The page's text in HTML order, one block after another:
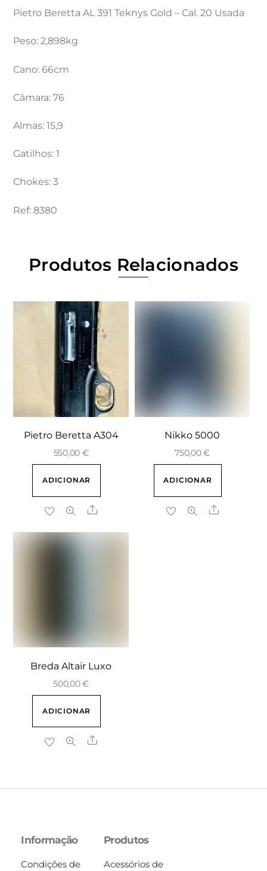
Pietro Beretta AL 391 Teknys Gold – Cal. 20 Usada
Peso: 2,898kg
Cano: 66cm
Câmara: 76
Almas: 15,9
Gatilhos: 1
Chokes: 3
Ref: 8380
Produtos Relacionados
Pietro Beretta A304
550,00 €
ADICIONAR
Share
Nikko 5000
750,00€
ADICIONAR
Share
Breda Altair Luxo
500,00€
ADICIONAR
Share
Informação
Condições de
Produtos
Acessórios de